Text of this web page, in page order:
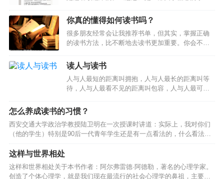
的参考书时，根本就不必从最初的一页开始阅读，
你一定会翻到解答的那一页，且只阅读这一页。一
成时间的浪费。如果自己都无法明确的了解自己读
书的目的是什么…
口气读完它。01愿给一切众生安乐叫做慈，愿拔一
切众生痛苦叫做悲。慈悲这个东西其实没有理性，
它和我们追求的正义是不一样的，但它仍然在道德
上具有一定的作用。对于这段历史，路内认为，普
通人选择了遗忘，知识分子选择了原谅，但事实
上，没有人真的忘记。在小说的开头，水生就成了
走：爸爸和弟弟走一边，水生和妈妈走另一边。水
生和妈妈到达城里叔…
你真的懂得如何读书吗？
很多朋友经常会让我推荐书单，但其实，掌握正确
的读书方法，比不断地去读书更加重要。你会不会
者，一直想读书，却不知道什么书适合自己？如果
你也有这样的困惑，那么，或许这套读书方法，可
以帮到你。如何破解读过就忘”的现象？单单通过阅
读进行学习，效率是极低的。原因是，我们阅读的
过程，是视觉识别文字-进入工作记忆（WM）-对文
字进行理解-识别下一段”往返循环。这个循环的时间
进入长期记忆（LTM）。所以，一口气读完一本
书，你…
读人与读书
人与人最短的距离叫拥抱，人与人最长的距离叫等
待，人与人最看不见的距离叫包容，人与人最可怕
在一起相处，不计较的人刚开始时，看似失去，但
长久下来却是获得；爱占他人便宜的人，刚开始看
似获得，但相处久后却是失去。世界是一个大舞
台，每个人都是一本书。读人，比读其它文字写成
的书更难。有的人，在阳光明媚的日子里愿意把伞
了。你读他时，千万别埋怨他，因为他自己不愿意
被雨淋着，且是人家的雨伞，也不愿意分担别人的
怎么养成读书的习惯？
西安交通大学政治学教授陆卫明在一次授课时讲道：实际上，我对你们
（他的学生）特别是90后一代青年学生还是有一点看法的，什么看法
呢？你们把大量的时间花在电脑手机上，如果是要查某些资料就到网
上，百度网或者学术期刊找二手的论文，这是害死人的。如果没有读大
量的原始经典名著， 就缺乏功底与魅力，不要说是鉴赏能力，就连辨别
能力都没有，这个实际上就会导致人云亦云，以讹传讹，不会思考，也
这样与世界相处
这样和世界相处关于本书作者：阿尔弗雷德·阿德勒，著名的心理学家。
创造了个体心理学，就是我们现在最流行的社会心理学的鼻祖，主要研